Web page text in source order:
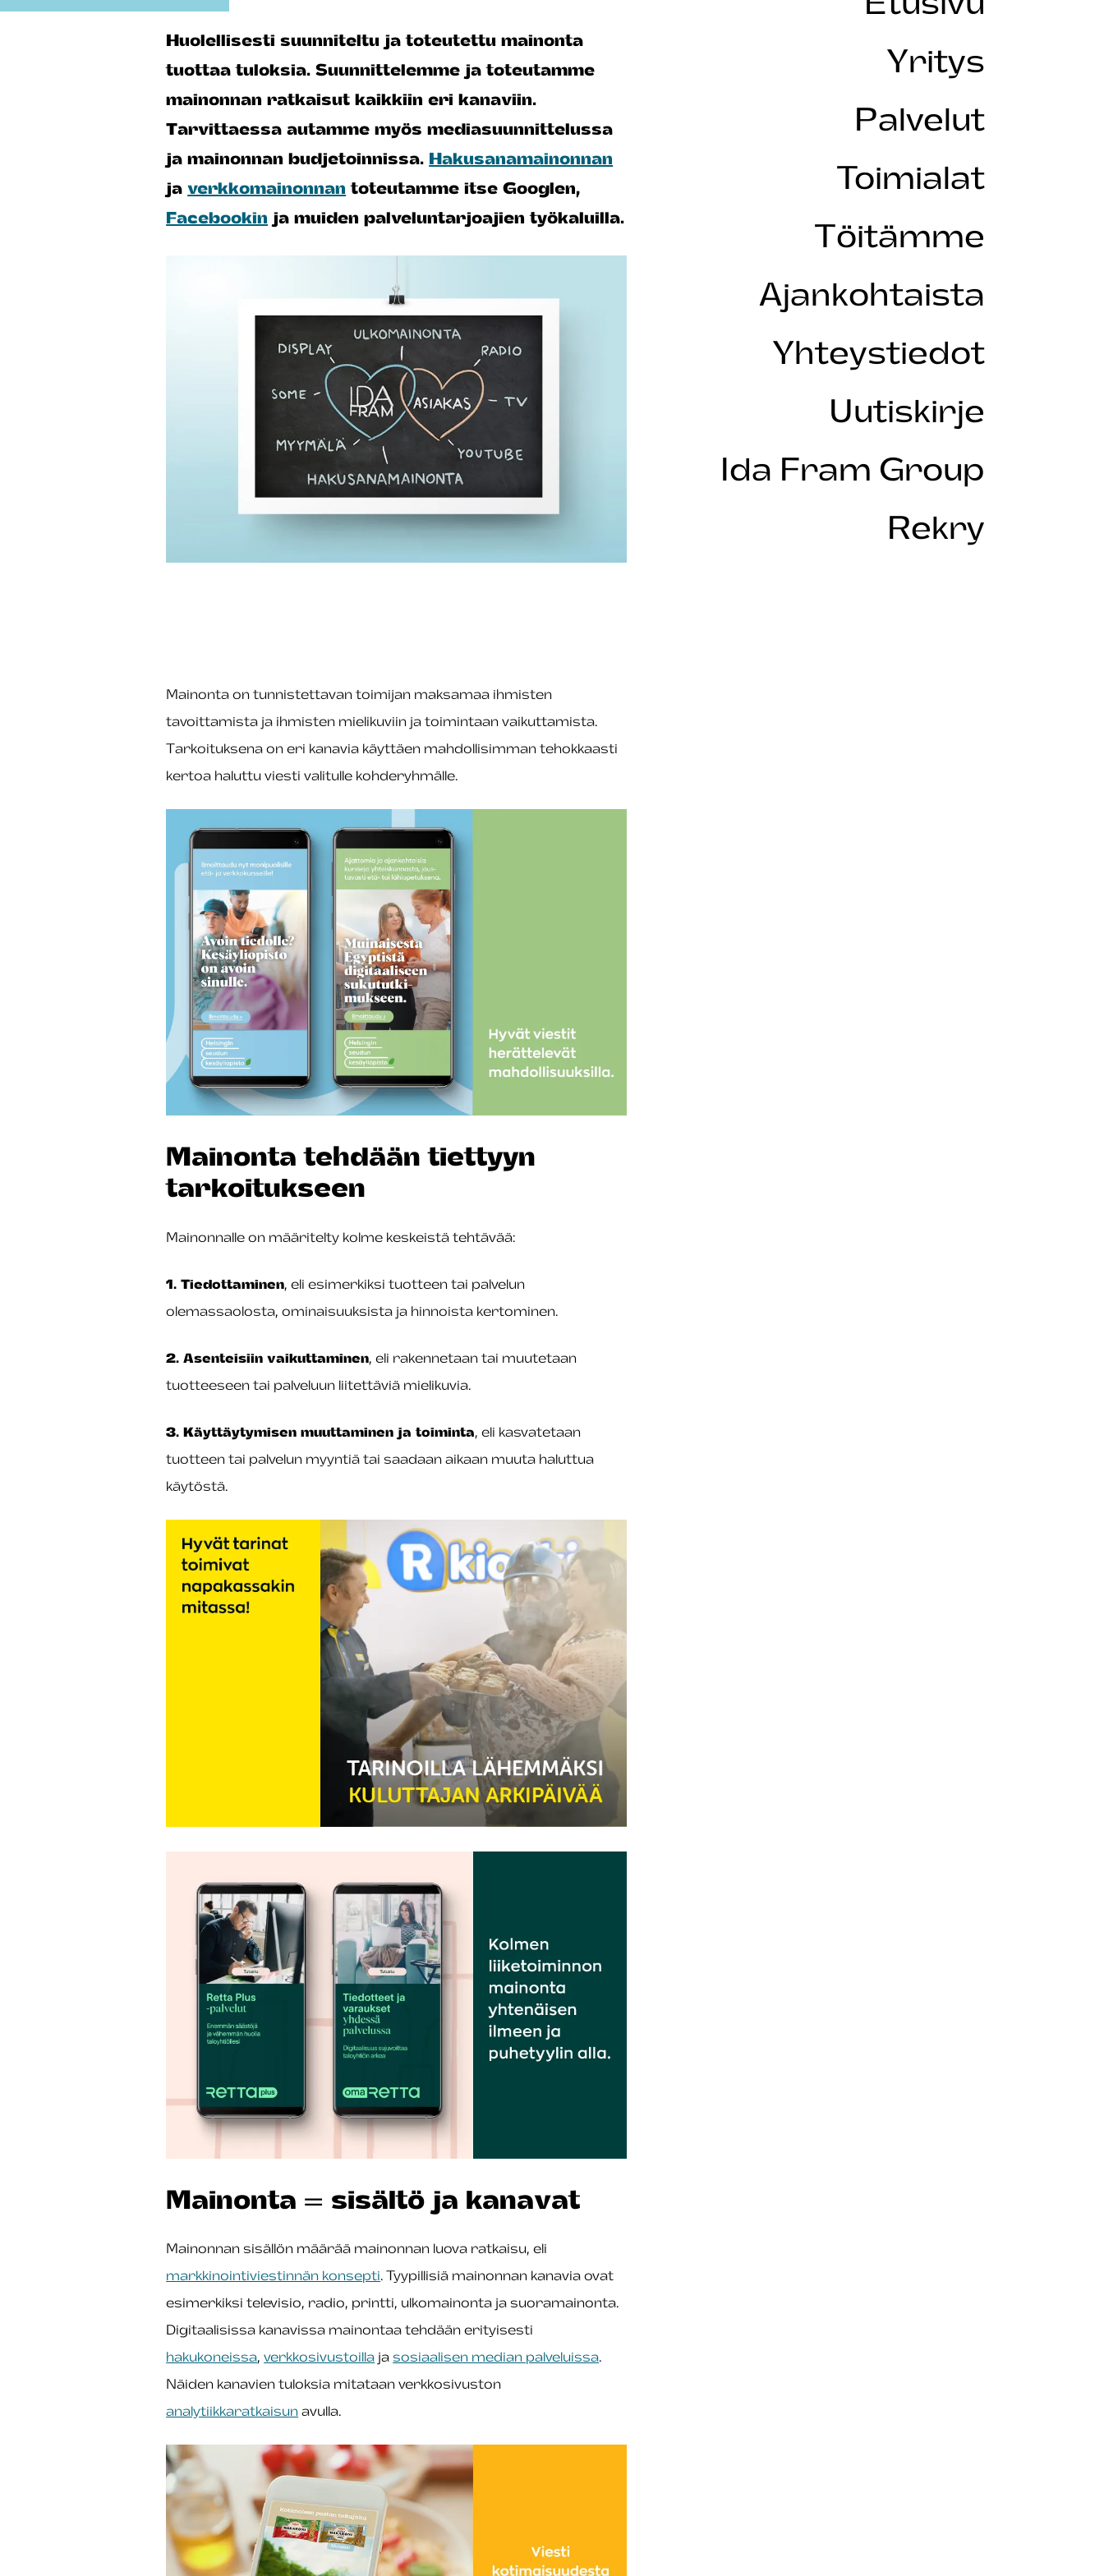
Huolellisesti suunniteltu ja toteutettu mainonta
tuottaa tuloksia. Suunnittelemme ja toteutamme
mainonnan ratkaisut kaikkiin eri kanaviin.
Tarvittaessa autamme myös mediasuunnittelussa
ja mainonnan budjetoinnissa. Hakusanamainonnan
javerkkomainonnan toteutamme itse Googlen,
Facebookin ja muiden palveluntarjoajien työkaluilla.
Mainonta on tunnistettavan toimijan maksamaa ihmisten
tavoittamista ja ihmisten mielikuviin ja toimintaan vaikuttamista.
Tarkoituksena on eri kanavia käyttäen mahdollisimman tehokkaasti
kertoa haluttu viesti valitulle kohderyhmälle.
Mainonta tehdään tiettyyn
tarkoitukseen
Mainonnalle on määritelty kolme keskeistä tehtävää:
1. Tiedottaminen, eli esimerkiksi tuotteen tai palvelun
olemassaolosta, ominaisuuksista ja hinnoista kertominen.
2. Asenteisiin vaikuttaminen, eli rakennetaan tai muutetaan
tuotteeseen tai palveluun liitettäviä mielikuvia.
3. Käyttäytymisen muuttaminen ja toiminta, eli kasvatetaan
tuotteen tai palvelun myyntiä tai saadaan aikaan muuta haluttua
käytöstä.
Mainonta = sisältö ja kanavat
Mainonnan sisällön määrää mainonnan luova ratkaisu, eli
markkinointiviestinnän konsepti. Tyypillisiä mainonnan kanavia ovat
esimerkiksi televisio, radio, printti, ulkomainonta ja suoramainonta.
Digitaalisissa kanavissa mainontaa tehdään erityisesti
hakukoneissa,verkkosivustoilla ja sosiaalisen median palveluissa.
Näiden kanavien tuloksia mitataan verkkosivuston
analytiikkaratkaisun avulla.
Yritys
Palvelut
Toimialat
Töitämme
Ajankohtaista
Yhteystiedot
Uutiskirje
Ida Fram Group
Rekry